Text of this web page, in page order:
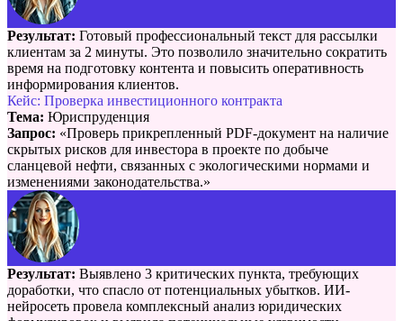
Результат: Готовый профессиональный текст для рассылки
клиентам за 2 минуты. Это позволило значительно сократить
время на подготовку контента и повысить оперативность
информирования клиентов.
Кейс: Проверка инвестиционного контракта
Тема: Юриспруденция
Запрос: «Проверь прикрепленный PDF-документ на наличие
скрытых рисков для инвестора в проекте по добыче
сланцевой нефти, связанных с экологическими нормами и
изменениями законодательства.»
Результат: Выявлено 3 критических пункта, требующих
доработки, что спасло от потенциальных убытков. ИИ-
нейросеть провела комплексный анализ юридических